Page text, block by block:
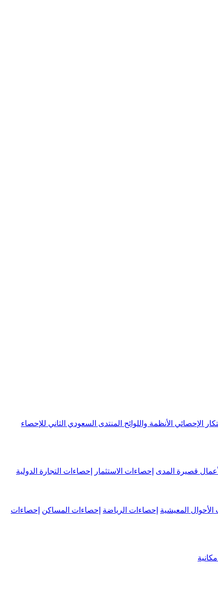
الإحصائي الأنظمة واللوائح المنتدى السعودي الثاني للإحصاء
قصيرة المدى إحصاءات الاستثمار إحصاءات التجارة الدولية
الأحوال المعيشية إحصاءات الرياضة إحصاءات المساكن إحصاءات